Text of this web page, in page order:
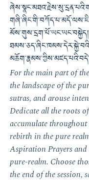
For the main part of
the landscape of the
sutras, and arouse
Dedicate all the roots
accumulate throughout
rebirth in the pure
Aspiration Prayers
pure-realm. Choose
the end of the session,